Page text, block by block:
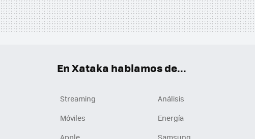
En Xataka hablamos de...
Streaming Análisis
Móviles
Energía